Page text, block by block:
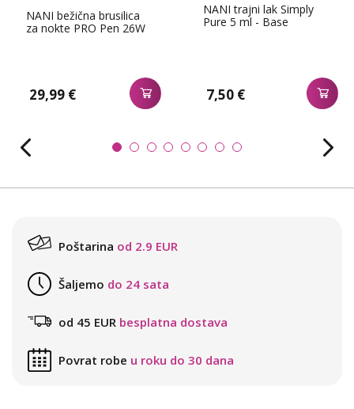
NANI bežična brusilica
za nokte PRO Pen 26W
29,99 €
NANI trajni lak Simply
Pure 5 ml - Base
7,50 €
Poštarina od 2.9 EUR
Šaljemo do 24 sata
od 45 EUR besplatna dostava
Povrat robe u roku do 30 dana